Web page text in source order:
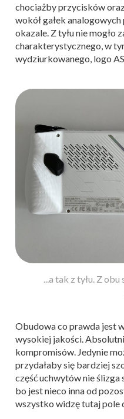
chociażby przycisków
wokół gałek
okazale. Z tyłu nie mogło
charakterystycznego, w
wydziurkowanego, logo
Tak ASUS ROG
Obudowa co prawda jest
wysokiej jakości.
kompromisów. Jedynie
przydałaby się bardziej
część uchwytów nie ślizga
bo jest nieco inna od
wszystko widzę tutaj pole